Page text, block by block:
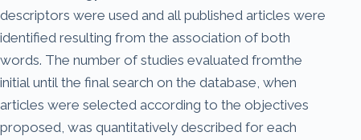
descriptors were used and all published articles were
identified resulting from the association of both
words. The number of studies evaluated fromthe
initial until the final search on the database, when
articles were selected according to the objectives
proposed, was quantitatively described for each